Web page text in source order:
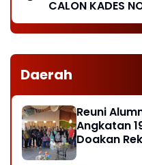
CALON KADES
Daerah
Reuni
Angkatan
Doakan